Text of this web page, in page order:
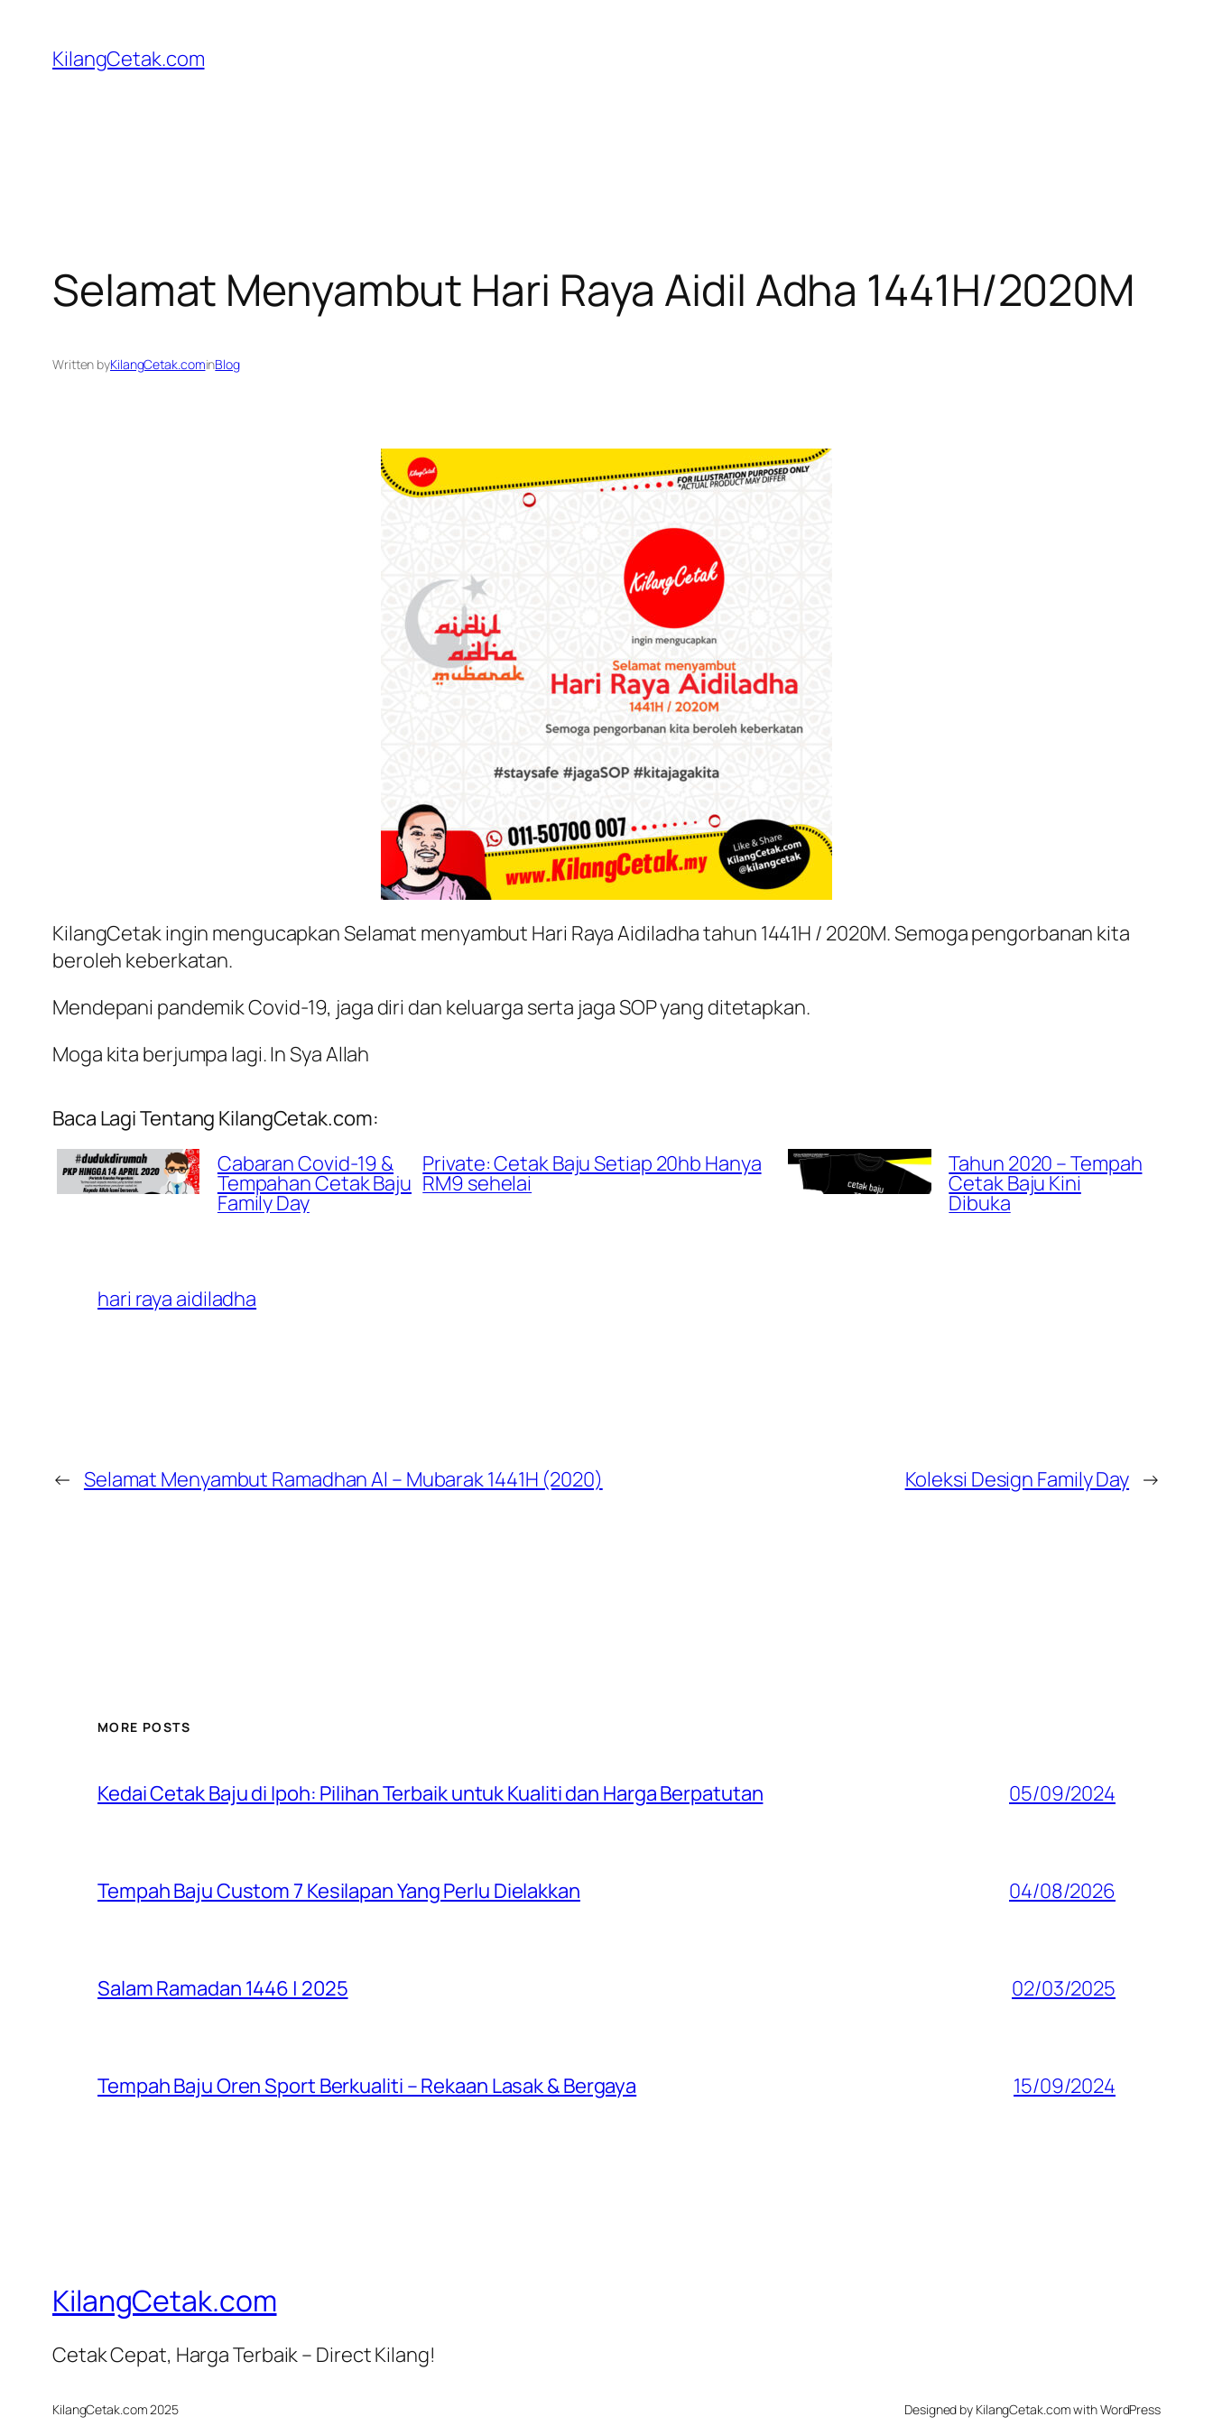
content
KilangCetak.com
Selamat Menyambut Hari Raya Aidil Adha 1441H/2020M
Written byKilangCetak.cominBlog
KilangCetak ingin mengucapkan Selamat menyambut Hari Raya Aidiladha tahun 1441H / 2020M. Semoga pengorbanan kita
beroleh keberkatan.
Mendepani pandemik Covid-19, jaga diri dan keluarga serta jaga SOP yang ditetapkan.
Moga kita berjumpa lagi. In Sya Allah
Baca Lagi Tentang KilangCetak.com:
Cabaran Covid-19 &
Tempahan Cetak Baju
Family Day
Private: Cetak Baju Setiap 20hb Hanya
RM9 sehelai
Tahun 2020 – Tempah
Cetak Baju Kini
Dibuka
hari raya aidiladha
← Selamat Menyambut Ramadhan Al – Mubarak 1441H (2020) Koleksi Design Family Day →
MORE POSTS
Kedai Cetak Baju di Ipoh: Pilihan Terbaik untuk Kualiti dan Harga Berpatutan 05/09/2024
Tempah Baju Custom 7 Kesilapan Yang Perlu Dielakkan 04/08/2026
Salam Ramadan 1446 | 2025 02/03/2025
Tempah Baju Oren Sport Berkualiti – Rekaan Lasak & Bergaya 15/09/2024
KilangCetak.com
Cetak Cepat, Harga Terbaik – Direct Kilang!
KilangCetak.com 2025 Designed by KilangCetak.com with WordPress